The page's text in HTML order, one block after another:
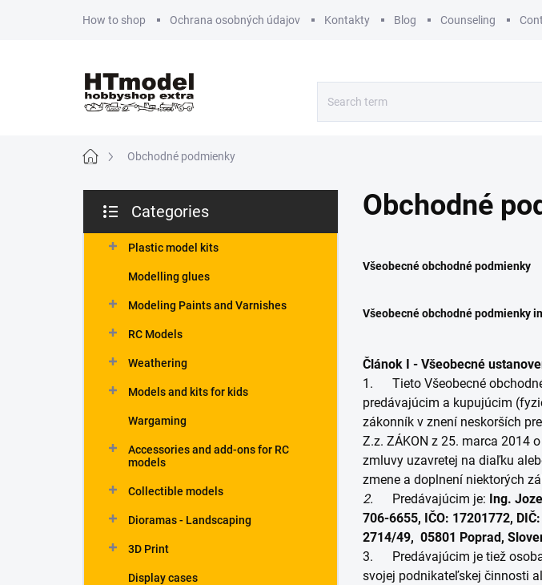
How to shop Ochrana osobných údajov Kontakty Blog Counseling
Home Obchodné podmienky
d
categories
Categories
Plastic model kits
Modelling glues
Modeling Paints and Varnishes
RC Models
Weathering
Models and kits for kids
Wargaming
Accessories and add-ons for RC
models
Collectible models
Dioramas - Landscaping
3D Print
Display cases
Obchodné
Všeobecné obchodné podmienky
Všeobecné obchodné podmienky
Článok I - Všeobecné
1. Tieto Všeobecné
predávajúcim a kupujúcim
zákonník v znení neskorších
Z.z. ZÁKON z 25. marca 2014
zmluvy uzavretej na diaľku
zmene a doplnení niektorých
2. Predávajúcim je: Ing.
706-6655, IČO: 17201772,
2714/49, 05801 Poprad,
3. Predávajúcim je tiež
svojej podnikateľskej činnosti